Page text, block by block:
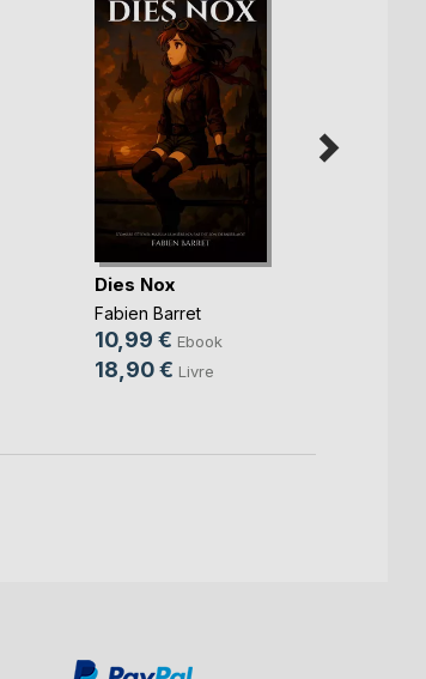
Dies Nox
Fabien Barret
10,99 € Ebook
18,90 € Livre